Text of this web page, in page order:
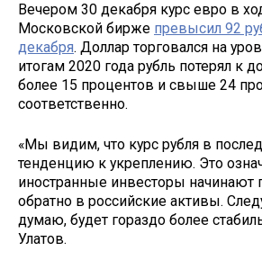
Вечером 30 декабря курс евро в
Московской бирже превысил 92
декабря. Доллар торговался на
итогам 2020 года рубль потерял к
более 15 процентов и свыше 24
соответственно.
«Мы видим, что курс рубля в
тенденцию к укреплению. Это
иностранные инвесторы начинают
обратно в российские активы.
думаю, будет гораздо более
Улатов.